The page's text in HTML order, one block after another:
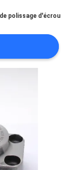
polissage d'écrou